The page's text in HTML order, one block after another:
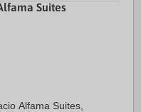
Suites
Alfama Suites,